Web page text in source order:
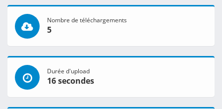
Nombre de téléchargements
5
Durée d'upload
16 secondes